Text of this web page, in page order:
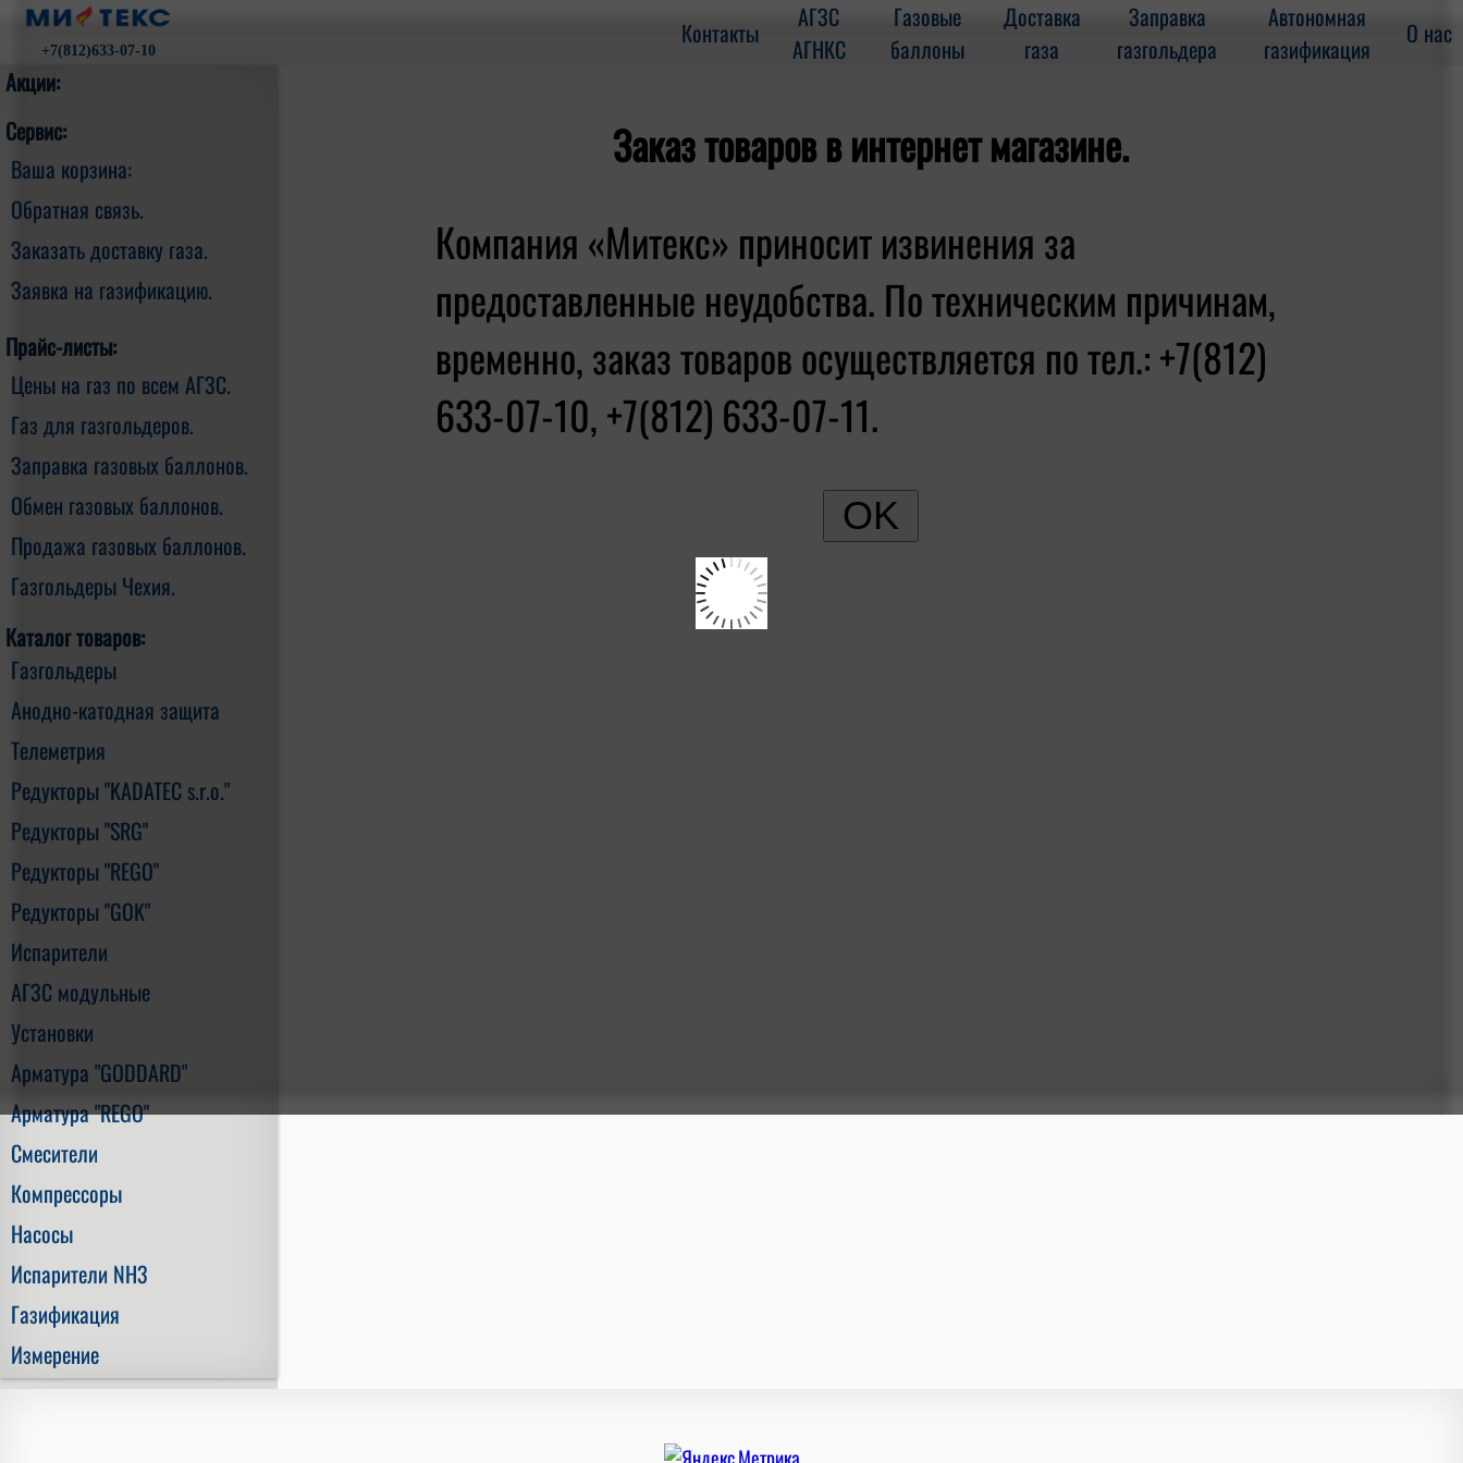
+7(812)633-07-10
Контакты
АГЗС
АГНКС
Газовые
баллоны
Доставка
газа
Заправка
газгольдера
Автономная
газификация
О нас
Заказ товаров в интернет магазине.
Компания «Митекс» приносит извинения за
предоставленные неудобства. По техническим причинам,
временно, заказ товаров осуществляется по тел.: +7(812)
633-07-10, +7(812) 633-07-11.
Акции:
Сервис:
Ваша корзина:
Обратная связь.
Заказать доставку газа.
Заявка на газификацию.
Прайс-листы:
Цены на газ по всем АГЗС.
Газ для газгольдеров.
Заправка газовых баллонов.
Обмен газовых баллонов.
Продажа газовых баллонов.
Газгольдеры Чехия.
Каталог товаров:
Газгольдеры
Анодно-катодная защита
Телеметрия
Редукторы "KADATEC s.r.o."
Редукторы "SRG"
Редукторы "REGO"
Редукторы "GOK"
Испарители
АГЗС модульные
Установки
Арматура "GODDARD"
Арматура "REGO"
Смесители
Компрессоры
Насосы
Испарители NH3
Газификация
Измерение